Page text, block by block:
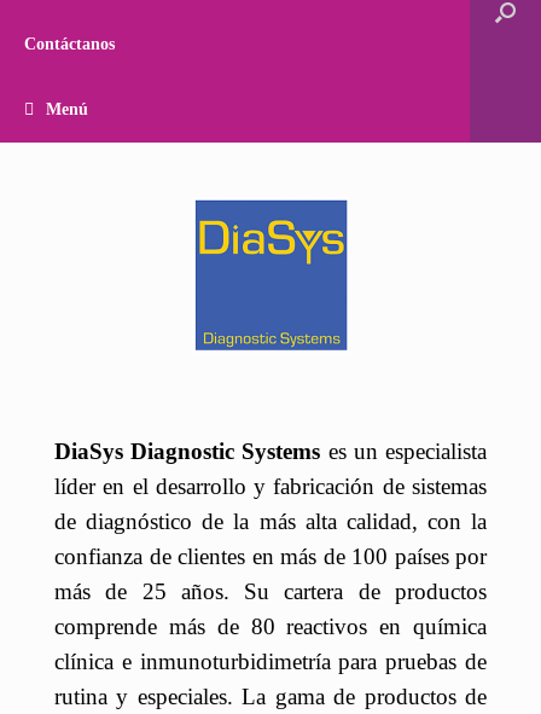
Contáctanos
Menú
DiaSys Diagnostic Systems es un especialista
líder en el desarrollo y fabricación de sistemas
de diagnóstico de la más alta calidad, con la
confianza de clientes en más de 100 países por
más de 25 años. Su cartera de productos
comprende más de 80 reactivos en química
clínica e inmunoturbidimetría para pruebas de
rutina y especiales. La gama de productos de